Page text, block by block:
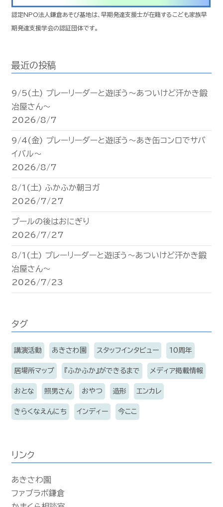
認定NPO法人鎌倉あそび基地は、早期発達支援士が在籍するこども家族早
期発達支援学会の認証団体です。
最近の投稿
9/5(土) プレーリーダーと遊ぼう〜あついけど汗かき鍛
冶屋さん〜
2026/8/7
9/4(金) プレーリーダーと遊ぼう〜あき缶コンロでサバ
イバル〜
2026/8/7
8/1(土) ふかふか朝ヨガ
2026/7/27
プールの後はおにぎり
2026/7/27
8/1(土) プレーリーダーと遊ぼう〜あついけど汗かき鍛
冶屋さん〜
2026/7/23
タグ
講演活動 あきさわ園 スタッフインタビュー 10周年
居場所マップ 『ふかふか』ができるまで メディア掲載情報
おとな 照男さん おやつ 造形 エンカレ
きらくなえんにち インディー 今ここ
リンク
あきさわ園
ファブラボ鎌倉